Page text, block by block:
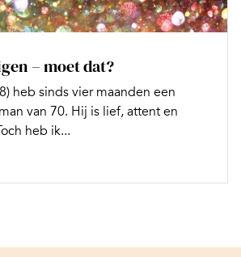
– moet dat?
heb sinds vier maanden een
van 70. Hij is lief, attent en
heb ik...